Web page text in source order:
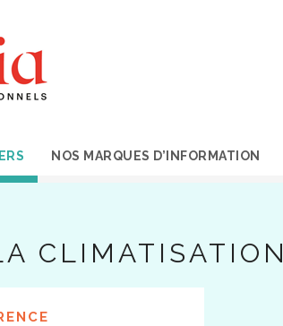
NOS MARQUES D’INFORMATION
CLIMATISATION